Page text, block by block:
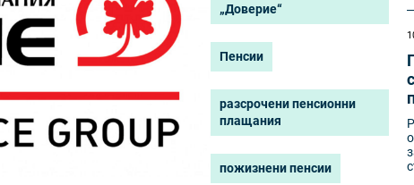
„Доверие“
Пенсии
разсрочени пенсионни
плащания
пожизнени пенсии